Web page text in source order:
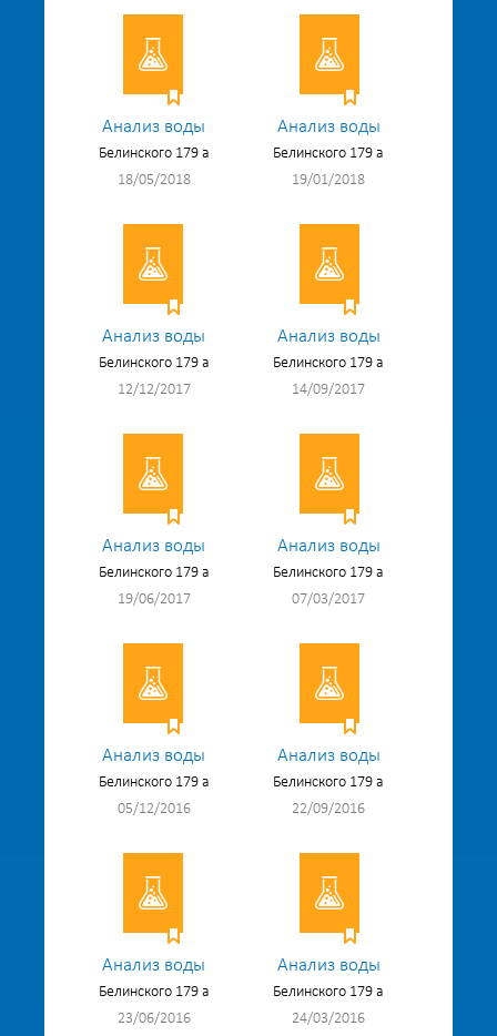
Анализ воды
Белинского 179 а
18/05/2018
Анализ воды
Белинского 179 а
19/01/2018
Анализ воды
Белинского 179 а
12/12/2017
Анализ воды
Белинского 179 а
14/09/2017
Анализ воды
Белинского 179 а
19/06/2017
Анализ воды
Белинского 179 а
07/03/2017
Анализ воды
Белинского 179 а
05/12/2016
Анализ воды
Белинского 179 а
22/09/2016
Анализ воды
Белинского 179 а
23/06/2016
Анализ воды
Белинского 179 а
24/03/2016